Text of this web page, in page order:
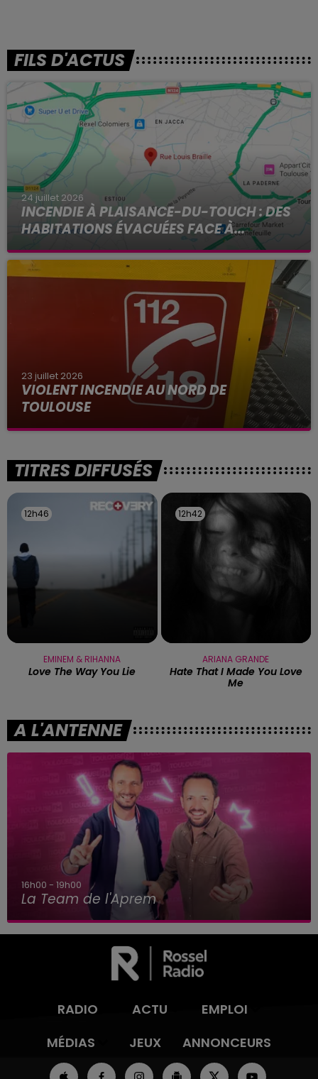
FILS D'ACTUS
24 juillet 2026
INCENDIE À PLAISANCE-DU-TOUCH : DES
HABITATIONS ÉVACUÉES FACE À...
Alors que la Haute-Garonne est en vigilance
rouge pour risque très élevé de feux de forêt, un
nouvel incendie spectaculaire s'est déclaré ce
23 juillet 2026
VIOLENT INCENDIE AU NORD DE
TOULOUSE
La Haute-Garonne sera placé en alerte rouge
de forêt.
TITRES DIFFUSÉS
12h46
12h46
EMINEM & RIHANNA
Love The Way You Lie
12h42
12h42
ARIANA GRANDE
Hate That I Made You Love
Me
A L'ANTENNE
16h00 - 19h00
La Team de l'Aprem
RADIO ACTU
EMPLOI
MÉDIAS
JEUX ANNONCEURS